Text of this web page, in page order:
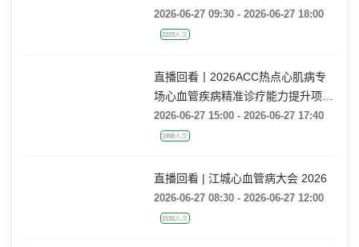
SYMPOSIUM）暨第六届心腔内超声
指导心血管疾病诊疗大会
2026-06-27 09:30 - 2026-06-27 18:00
直播回看丨2026ACC热点心肌病专
场心血管疾病精准诊疗能力提升项目
广州场
2026-06-27 15:00 - 2026-06-27 17:40
直播回看 | 江城心血管病大会 2026
2026-06-27 08:30 - 2026-06-27 12:00